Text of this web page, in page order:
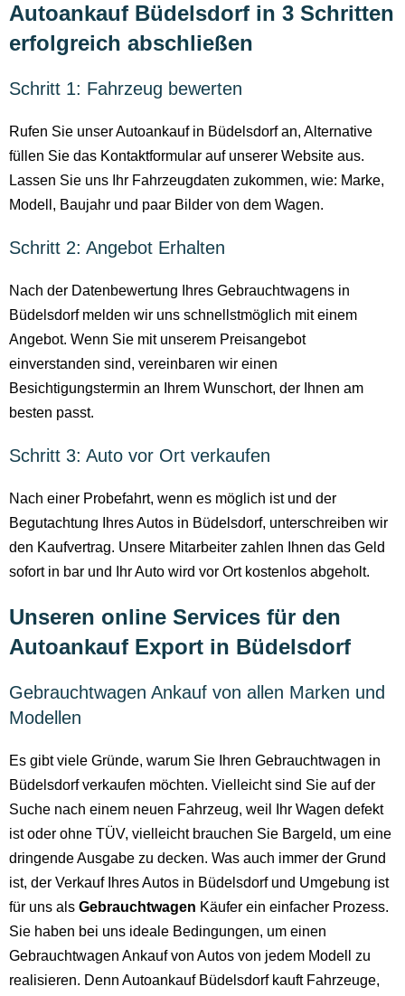
Autoankauf Büdelsdorf in 3 Schritten
erfolgreich abschließen
Schritt 1: Fahrzeug bewerten
Rufen Sie unser Autoankauf in Büdelsdorf an, Alternative
füllen Sie das Kontaktformular auf unserer Website aus.
Lassen Sie uns Ihr Fahrzeugdaten zukommen, wie: Marke,
Modell, Baujahr und paar Bilder von dem Wagen.
Schritt 2: Angebot Erhalten
Nach der Datenbewertung Ihres Gebrauchtwagens in
Büdelsdorf melden wir uns schnellstmöglich mit einem
Angebot. Wenn Sie mit unserem Preisangebot
einverstanden sind, vereinbaren wir einen
Besichtigungstermin an Ihrem Wunschort, der Ihnen am
besten passt.
Schritt 3: Auto vor Ort verkaufen
Nach einer Probefahrt, wenn es möglich ist und der
Begutachtung Ihres Autos in Büdelsdorf, unterschreiben wir
den Kaufvertrag. Unsere Mitarbeiter zahlen Ihnen das Geld
sofort in bar und Ihr Auto wird vor Ort kostenlos abgeholt.
Unseren online Services für den
Autoankauf Export in Büdelsdorf
Gebrauchtwagen Ankauf von allen Marken und
Modellen
Es gibt viele Gründe, warum Sie Ihren Gebrauchtwagen in
Büdelsdorf verkaufen möchten. Vielleicht sind Sie auf der
Suche nach einem neuen Fahrzeug, weil Ihr Wagen defekt
ist oder ohne TÜV, vielleicht brauchen Sie Bargeld, um eine
dringende Ausgabe zu decken. Was auch immer der Grund
ist, der Verkauf Ihres Autos in Büdelsdorf und Umgebung ist
für uns als Gebrauchtwagen Käufer ein einfacher Prozess.
Sie haben bei uns ideale Bedingungen, um einen
Gebrauchtwagen Ankauf von Autos von jedem Modell zu
realisieren. Denn Autoankauf Büdelsdorf kauft Fahrzeuge,